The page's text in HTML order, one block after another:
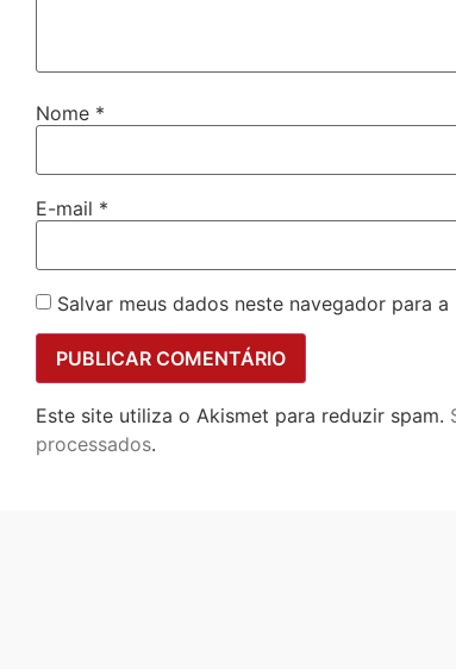
Nome *
E-mail *
Salvar meus dados neste navegador para
Este site utiliza o Akismet para reduzir spam.
processados.